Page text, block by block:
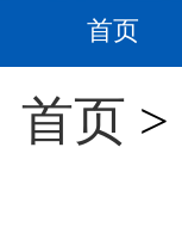
首页
首页 >